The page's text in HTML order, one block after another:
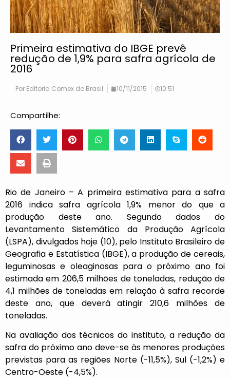
Primeira estimativa do IBGE prevê
redução de 1,9% para safra agrícola de
2016
Por Editoria Comex do Brasil 10/11/2015 10:51
Compartilhe:
Rio de Janeiro – A primeira estimativa para a safra
2016 indica safra agrícola 1,9% menor do que a
produção deste ano. Segundo dados do
Levantamento Sistemático da Produção Agrícola
(LSPA), divulgados hoje (10), pelo Instituto Brasileiro de
Geografia e Estatística (IBGE), a produção de cereais,
leguminosas e oleaginosas para o próximo ano foi
estimada em 206,5 milhões de toneladas, redução de
4,1 milhões de toneladas em relação à safra recorde
deste ano, que deverá atingir 210,6 milhões de
toneladas.
Na avaliação dos técnicos do instituto, a redução da
safra do próximo ano deve-se às menores produções
previstas para as regiões Norte (-11,5%), Sul (-1,2%) e
Centro-Oeste (-4,5%).